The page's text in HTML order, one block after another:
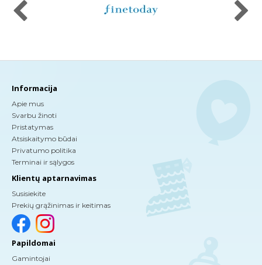
Informacija
Apie mus
Svarbu žinoti
Pristatymas
Atsiskaitymo būdai
Privatumo politika
Terminai ir sąlygos
Klientų aptarnavimas
Susisiekite
Prekių grąžinimas ir keitimas
Papildomai
Gamintojai